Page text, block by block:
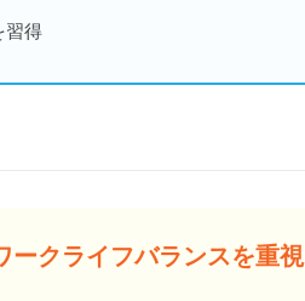
習得
ークライフバランスを重視